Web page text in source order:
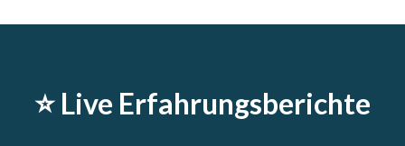
⭐️ Live Erfahrungsberichte